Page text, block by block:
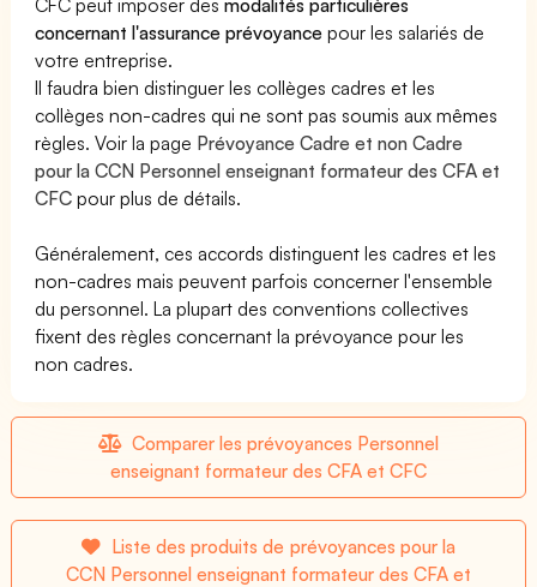
concernant l'assurance prévoyance pour les salariés de
votre entreprise.
Il faudra bien distinguer les collèges cadres et les
collèges non-cadres qui ne sont pas soumis aux mêmes
règles. Voir la page Prévoyance Cadre et non Cadre
pour la CCN Personnel enseignant formateur des CFA et
CFC pour plus de détails.
Généralement, ces accords distinguent les cadres et les
non-cadres mais peuvent parfois concerner l'ensemble
du personnel. La plupart des conventions collectives
fixent des règles concernant la prévoyance pour les
non cadres.
Comparer les prévoyances Personnel
enseignant formateur des CFA et CFC
Liste des produits de prévoyances pour la
CCN Personnel enseignant formateur des CFA et